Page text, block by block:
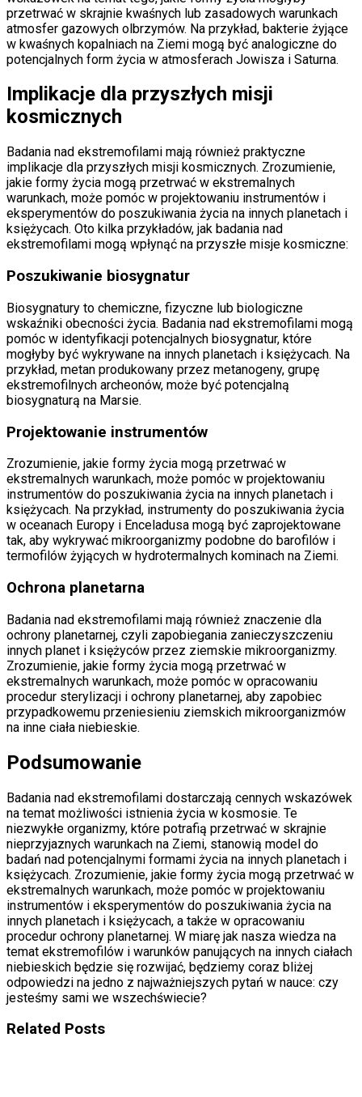
przetrwać w skrajnie kwaśnych lub zasadowych warunkach
atmosfer gazowych olbrzymów. Na przykład, bakterie żyjące
w kwaśnych kopalniach na Ziemi mogą być analogiczne do
potencjalnych form życia w atmosferach Jowisza i Saturna.
Implikacje dla przyszłych misji
kosmicznych
Badania nad ekstremofilami mają również praktyczne
implikacje dla przyszłych misji kosmicznych. Zrozumienie,
jakie formy życia mogą przetrwać w ekstremalnych
warunkach, może pomóc w projektowaniu instrumentów i
eksperymentów do poszukiwania życia na innych planetach i
księżycach. Oto kilka przykładów, jak badania nad
ekstremofilami mogą wpłynąć na przyszłe misje kosmiczne:
Poszukiwanie biosygnatur
Biosygnatury to chemiczne, fizyczne lub biologiczne
wskaźniki obecności życia. Badania nad ekstremofilami mogą
pomóc w identyfikacji potencjalnych biosygnatur, które
mogłyby być wykrywane na innych planetach i księżycach. Na
przykład, metan produkowany przez metanogeny, grupę
ekstremofilnych archeonów, może być potencjalną
biosygnaturą na Marsie.
Projektowanie instrumentów
Zrozumienie, jakie formy życia mogą przetrwać w
ekstremalnych warunkach, może pomóc w projektowaniu
instrumentów do poszukiwania życia na innych planetach i
księżycach. Na przykład, instrumenty do poszukiwania życia
w oceanach Europy i Enceladusa mogą być zaprojektowane
tak, aby wykrywać mikroorganizmy podobne do barofilów i
termofilów żyjących w hydrotermalnych kominach na Ziemi.
Ochrona planetarna
Badania nad ekstremofilami mają również znaczenie dla
ochrony planetarnej, czyli zapobiegania zanieczyszczeniu
innych planet i księżyców przez ziemskie mikroorganizmy.
Zrozumienie, jakie formy życia mogą przetrwać w
ekstremalnych warunkach, może pomóc w opracowaniu
procedur sterylizacji i ochrony planetarnej, aby zapobiec
przypadkowemu przeniesieniu ziemskich mikroorganizmów
na inne ciała niebieskie.
Podsumowanie
Badania nad ekstremofilami dostarczają cennych wskazówek
na temat możliwości istnienia życia w kosmosie. Te
niezwykłe organizmy, które potrafią przetrwać w skrajnie
nieprzyjaznych warunkach na Ziemi, stanowią model do
badań nad potencjalnymi formami życia na innych planetach i
księżycach. Zrozumienie, jakie formy życia mogą przetrwać w
ekstremalnych warunkach, może pomóc w projektowaniu
instrumentów i eksperymentów do poszukiwania życia na
innych planetach i księżycach, a także w opracowaniu
procedur ochrony planetarnej. W miarę jak nasza wiedza na
temat ekstremofilów i warunków panujących na innych ciałach
niebieskich będzie się rozwijać, będziemy coraz bliżej
odpowiedzi na jedno z najważniejszych pytań w nauce: czy
jesteśmy sami we wszechświecie?
Related Posts